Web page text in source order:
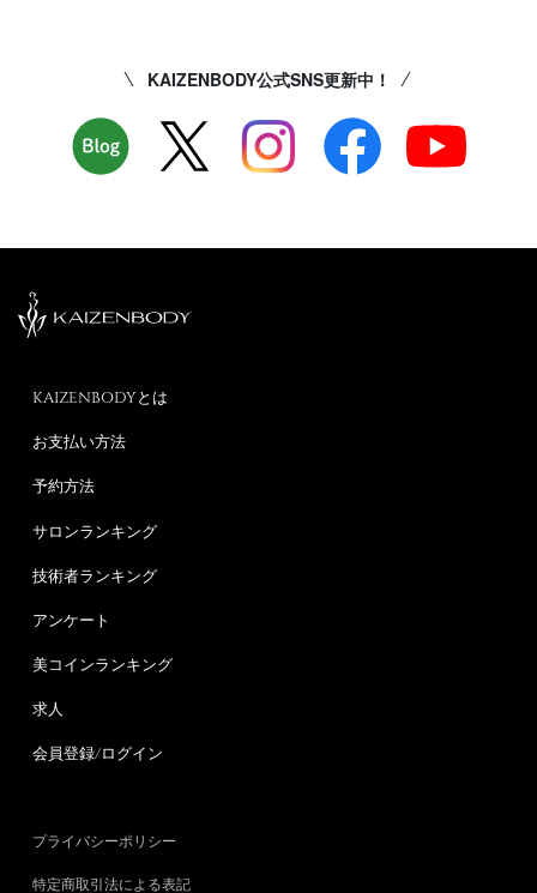
KAIZENBODY公式SNS更新中！
KAIZENBODYとは
お支払い方法
予約方法
サロンランキング
技術者ランキング
アンケート
美コインランキング
求人
会員登録/ログイン
プライバシーポリシー
特定商取引法による表記